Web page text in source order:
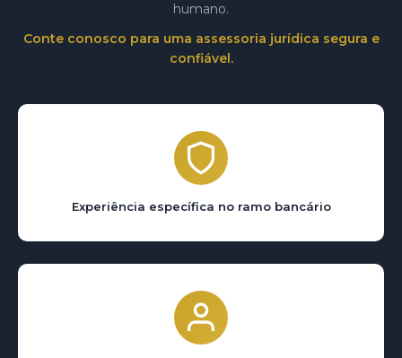
humano.
Conte conosco para uma assessoria jurídica segura e
confiável.
Experiência específica no ramo bancário